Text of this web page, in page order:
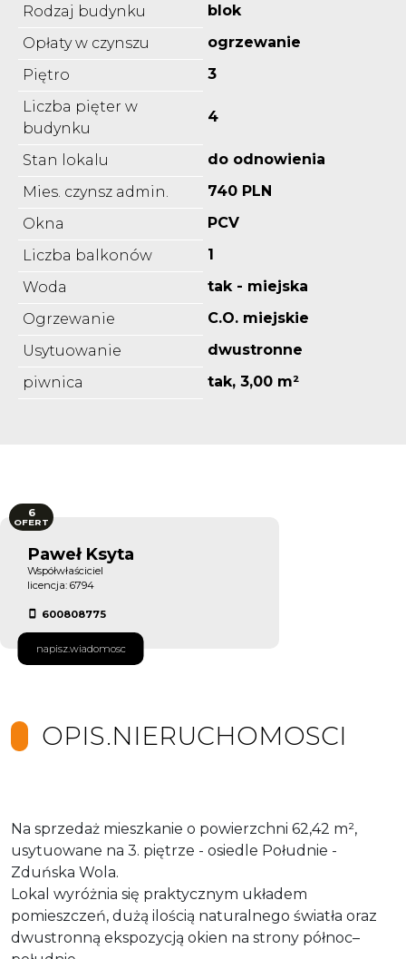
Rodzaj budynku
blok
Opłaty w czynszu
ogrzewanie
Piętro
3
Liczba pięter w
budynku
4
Stan lokalu
do odnowienia
Mies. czynsz admin.
740 PLN
Okna
PCV
Liczba balkonów
1
Woda
tak - miejska
Ogrzewanie
C.O. miejskie
Usytuowanie
dwustronne
piwnica
tak, 3,00 m²
Paweł Ksyta
Współwłaściciel
licencja: 6794
600808775
napisz.wiadomosc
6
OFERT
OPIS.NIERUCHOMOSCI
Na sprzedaż mieszkanie o powierzchni 62,42 m²,
usytuowane na 3. piętrze - osiedle Południe -
Zduńska Wola.
Lokal wyróżnia się praktycznym układem
pomieszczeń, dużą ilością naturalnego światła oraz
dwustronną ekspozycją okien na strony północ–